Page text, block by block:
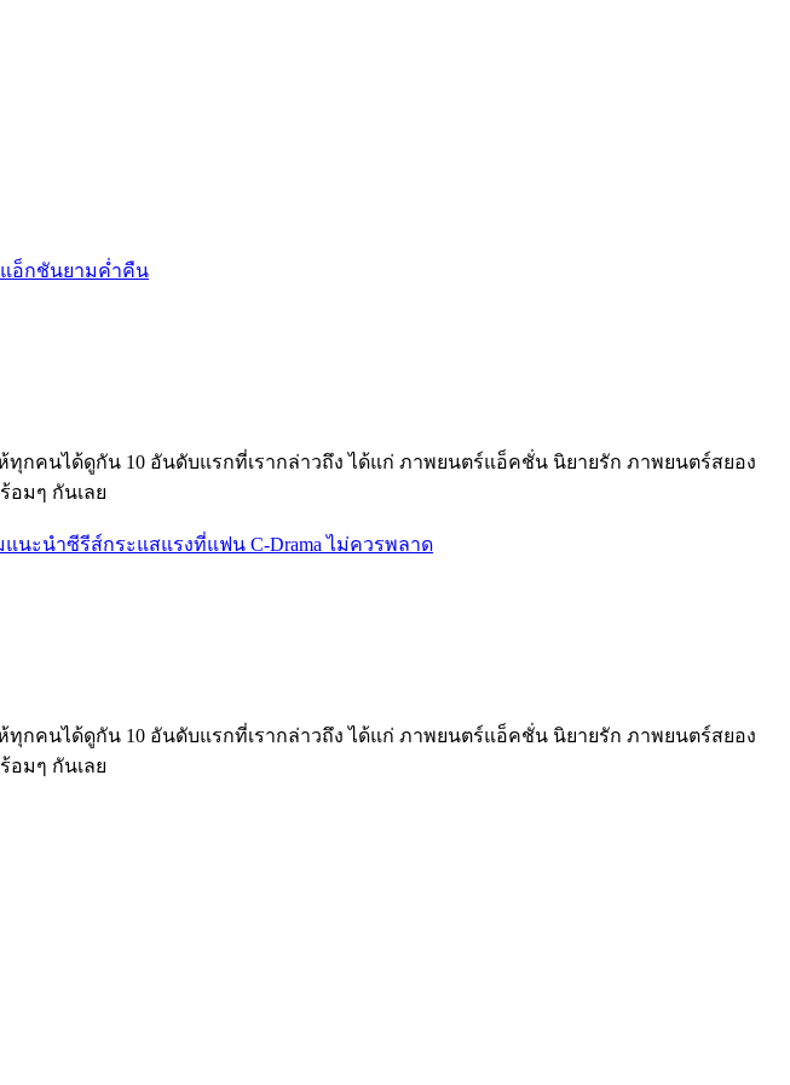
กคนได้ดูกัน 10 อันดับแรกที่เรากล่าวถึง ได้แก่ ภาพยนตร์แอ็คชั่น นิยายรัก ภาพยนตร์สยอง
อมๆ กันเลย
กคนได้ดูกัน 10 อันดับแรกที่เรากล่าวถึง ได้แก่ ภาพยนตร์แอ็คชั่น นิยายรัก ภาพยนตร์สยอง
อมๆ กันเลย